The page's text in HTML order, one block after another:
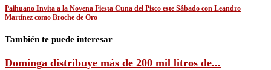
Paihuano Invita a la Novena Fiesta Cuna del Pisco este Sábado con Leandro
Martínez como Broche de Oro
También te puede interesar
Dominga distribuye más de 200 mil litros de...